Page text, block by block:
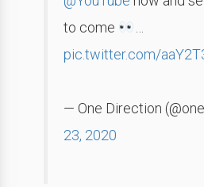
to come
pic.twitter.com/
— One Direction
23, 2020